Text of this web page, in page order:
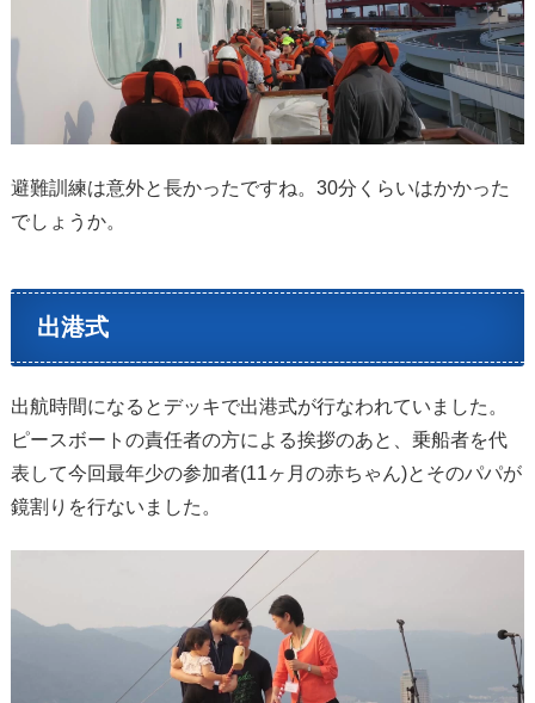
避難訓練は意外と長かったですね。30分くらいはかかった
でしょうか。
出港式
出航時間になるとデッキで出港式が行なわれていました。
ピースボートの責任者の方による挨拶のあと、乗船者を代
表して今回最年少の参加者(11ヶ月の赤ちゃん)とそのパパが
鏡割りを行ないました。